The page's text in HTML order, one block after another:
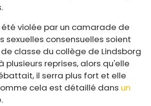
été violée par un camarade de
consensuelles soient
classe du collège de Lindsborg
reprises, alors qu'elle
il serra plus fort et elle
cela est détaillé dans un